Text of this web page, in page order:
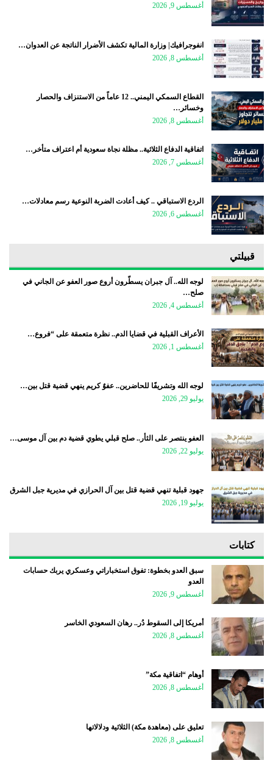
أغسطس 9, 2026
انفوجرافيك| وزارة المالية تكشف الأضرار الناتجة عن العدوان…
أغسطس 8, 2026
القطاع السمكي اليمني.. 12 عاماً من الاستنزاف والحصار
وخسائر…
أغسطس 8, 2026
اتفاقية الدفاع الثلاثية.. مظلة نجاة سعودية أم اعتراف متأخر…
أغسطس 7, 2026
الردع الاستباقي .. كيف أعادت الضربة النوعية رسم معادلات…
أغسطس 6, 2026
قبيلتي
لوجه الله.. آل جبران يسطّرون أروع صور العفو عن الجاني في
صلح…
أغسطس 4, 2026
الأعراف القبلية في قضايا الدم.. نظرة متعمقة على “فروع…
أغسطس 1, 2026
لوجه الله وتشريفًا للحاضرين.. عفوٌ كريم ينهي قضية قتل بين…
يوليو 29, 2026
العفو ينتصر على الثأر.. صلح قبلي يطوي قضية دم بين آل موسى…
يوليو 22, 2026
جهود قبلية تنهي قضية قتل بين آل الحرازي في مديرية جبل الشرق
يوليو 19, 2026
كتابات
سبق العدو بخطوة: تفوق استخباراتي وعسكري يربك حسابات
العدو
أغسطس 9, 2026
أمريكا إلى السقوط دُر.. رهان السعودي الخاسر
أغسطس 8, 2026
أوهام “اتفاقية مكة”
أغسطس 8, 2026
تعليق على (معاهدة مكة) الثلاثية ودلالاتها
أغسطس 8, 2026